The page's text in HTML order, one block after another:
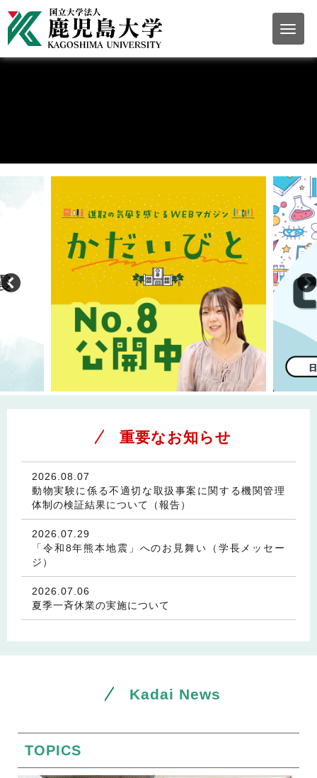
重要なお知らせ
2026.08.07
動物実験に係る不適切な取扱事案に関する機関管理
体制の検証結果について（報告）
2026.07.29
「令和8年熊本地震」へのお見舞い（学長メッセー
ジ）
2026.07.06
夏季一斉休業の実施について
Kadai News
TOPICS